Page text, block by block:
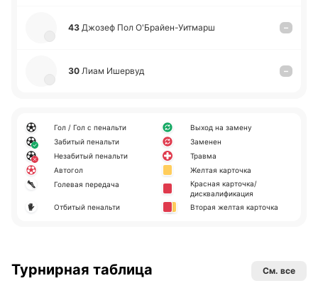
43 Джозеф Пол О'Брайе­н-Уи­тмарш –
30 Лиам Ише­рвуд –
Гол / Гол с пенальти
Забитый пенальти
Незабитый пенальти
Автогол
Голевая передача
Отбитый пенальти
Выход на замену
Заменен
Травма
Желтая карточка
Красная карточка/
дисквалификация
Вторая желтая карточка
Турнирная таблица См. все